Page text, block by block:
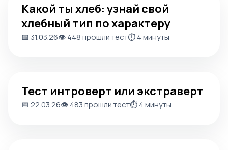
Какой ты хлеб: узнай свой
хлебный тип по характеру
📅 31.03.26👁️ 448 прошли тест⏱️ 4 минуты
Тест интроверт или экстраверт
📅 22.03.26👁️ 483 прошли тест⏱️ 4 минуты